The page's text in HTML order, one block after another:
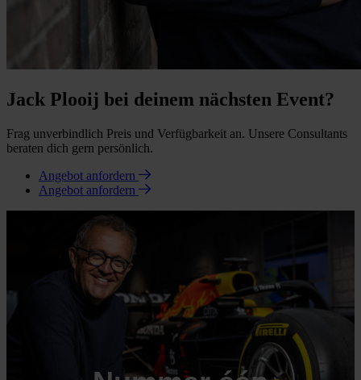
Jack Plooij bei deinem nächsten Event?
Frag unverbindlich Preis und Verfügbarkeit an. Unsere Consultants
beraten dich gern persönlich.
Angebot anfordern
Angebot anfordern